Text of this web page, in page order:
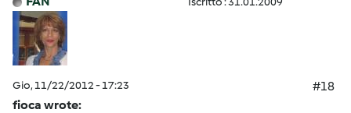
Gio, 11/22/2012 - 17:23
#18
fioca wrote: